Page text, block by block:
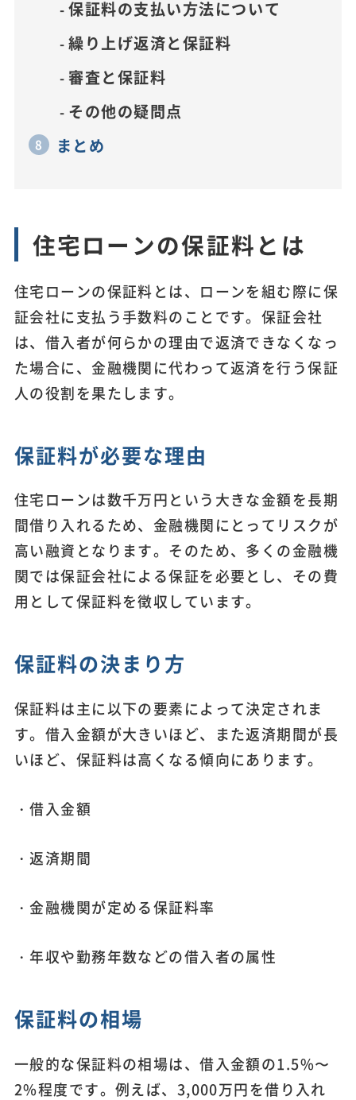
保証料の支払い方法について
繰り上げ返済と保証料
審査と保証料
その他の疑問点
まとめ
住宅ローンの保証料とは
住宅ローンの保証料とは、ローンを組む際に保
証会社に支払う手数料のことです。保証会社
は、借入者が何らかの理由で返済できなくなっ
た場合に、金融機関に代わって返済を行う保証
人の役割を果たします。
保証料が必要な理由
住宅ローンは数千万円という大きな金額を長期
間借り入れるため、金融機関にとってリスクが
高い融資となります。そのため、多くの金融機
関では保証会社による保証を必要とし、その費
用として保証料を徴収しています。
保証料の決まり方
保証料は主に以下の要素によって決定されま
す。借入金額が大きいほど、また返済期間が長
いほど、保証料は高くなる傾向にあります。
・借入金額
・返済期間
・金融機関が定める保証料率
・年収や勤務年数などの借入者の属性
保証料の相場
一般的な保証料の相場は、借入金額の1.5%〜
2%程度です。例えば、3,000万円を借り入れ